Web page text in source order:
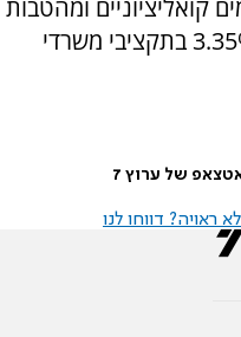
קואליציוניים ומהטבות
מס, וכן מהפחתה רוחבית של 3.35% בתקציבי משרדי
של ערוץ 7
דווחו לנו